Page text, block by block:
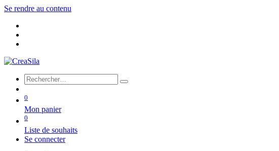
Se rendre au contenu
0
Mon panier
0
Liste de souhaits
Se connecter